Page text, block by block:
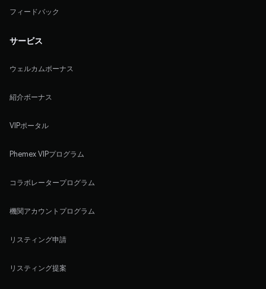
フィードバック
サービス
ウェルカムボーナス
紹介ボーナス
VIPポータル
Phemex VIPプログラム
コラボレータープログラム
機関アカウントプログラム
リスティング申請
リスティング提案